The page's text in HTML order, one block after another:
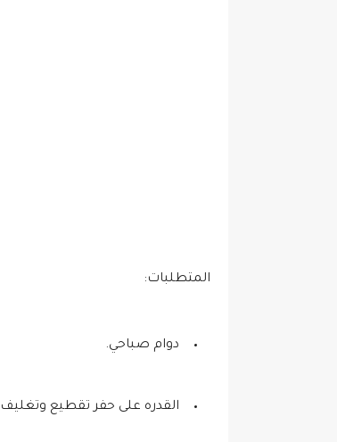
المتطلبات:
دوام صباحي.
القدره على حفر تقطيع